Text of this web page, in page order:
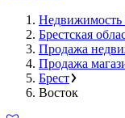
Недвижимость
Брестская
Продажа
Продажа
Брест
Восток